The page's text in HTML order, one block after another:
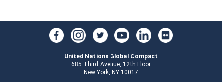
United Nations Global Compact
685 Third Avenue, 12th Floor
New York, NY 10017